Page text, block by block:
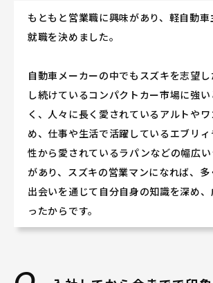
もともと営業職に興味があり、軽自動
就職を決めました。
自動車メーカーの中でもスズキを志望
し続けているコンパクトカー市場に強
く、人々に長く愛されているアルトや
め、仕事や生活で活躍しているエブリ
性から愛されているラパンなどの幅広
があり、スズキの営業マンになれば、
出会いを通じて自分自身の知識を深め
ったからです。